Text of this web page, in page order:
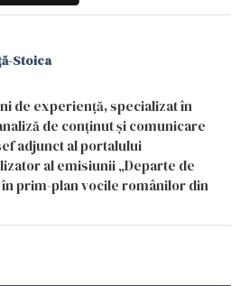
Stoica
de experiență, specializat în
de conținut și comunicare
adjunct al portalului
al emisiunii „Departe de
în prim-plan vocile românilor din